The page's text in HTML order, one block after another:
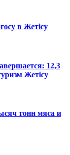
в Жетісу
12,3
Жетісу
тонн мяса и